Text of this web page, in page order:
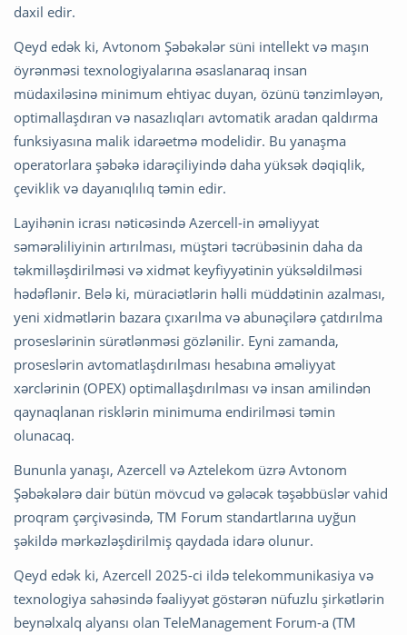
daxil edir.
Qeyd edək ki, Avtonom Şəbəkələr süni intellekt və maşın
öyrənməsi texnologiyalarına əsaslanaraq insan
müdaxiləsinə minimum ehtiyac duyan, özünü tənzimləyən,
optimallaşdıran və nasazlıqları avtomatik aradan qaldırma
funksiyasına malik idarəetmə modelidir. Bu yanaşma
operatorlara şəbəkə idarəçiliyində daha yüksək dəqiqlik,
çeviklik və dayanıqlılıq təmin edir.
Layihənin icrası nəticəsində Azercell-in əməliyyat
səmərəliliyinin artırılması, müştəri təcrübəsinin daha da
təkmilləşdirilməsi və xidmət keyfiyyətinin yüksəldilməsi
hədəflənir. Belə ki, müraciətlərin həlli müddətinin azalması,
yeni xidmətlərin bazara çıxarılma və abunəçilərə çatdırılma
proseslərinin sürətlənməsi gözlənilir. Eyni zamanda,
proseslərin avtomatlaşdırılması hesabına əməliyyat
xərclərinin (OPEX) optimallaşdırılması və insan amilindən
qaynaqlanan risklərin minimuma endirilməsi təmin
olunacaq.
Bununla yanaşı, Azercell və Aztelekom üzrə Avtonom
Şəbəkələrə dair bütün mövcud və gələcək təşəbbüslər vahid
proqram çərçivəsində, TM Forum standartlarına uyğun
şəkildə mərkəzləşdirilmiş qaydada idarə olunur.
Qeyd edək ki, Azercell 2025-ci ildə telekommunikasiya və
texnologiya sahəsində fəaliyyət göstərən nüfuzlu şirkətlərin
beynəlxalq alyansı olan TeleManagement Forum-a (TM